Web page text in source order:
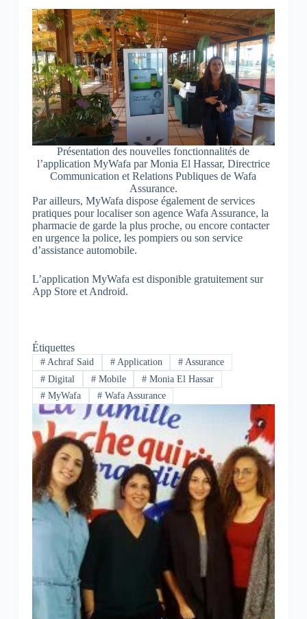
Présentation des nouvelles fonctionnalités de
l’application MyWafa par Monia El Hassar, Directrice
Communication et Relations Publiques de Wafa
Assurance.
Par ailleurs, MyWafa dispose également de services
pratiques pour localiser son agence Wafa Assurance, la
pharmacie de garde la plus proche, ou encore contacter
en urgence la police, les pompiers ou son service
d’assistance automobile.
L’application MyWafa est disponible gratuitement sur
App Store et Android.
Étiquettes
#Achraf Said #Application # Assurance
#Digital #Mobile # Monia El Hassar
#MyWafa #Wafa Assurance